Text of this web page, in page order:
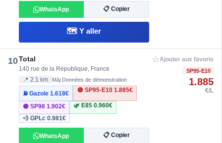
WhatsApp 📋 Copier
🗺️ Y aller
10Total
140 rue de la République, France
📍 2.1 km Màj Données de démonstration
⛽ Gazole1.618€
🔴 SP95-E10 1.885€
🟣 SP981.902€ 🌿 E85 0.960€
💨 GPLc0.981€
WhatsApp 📋 Copier
☆Ajouter aux favoris
SP95-E10
1.885
€/L